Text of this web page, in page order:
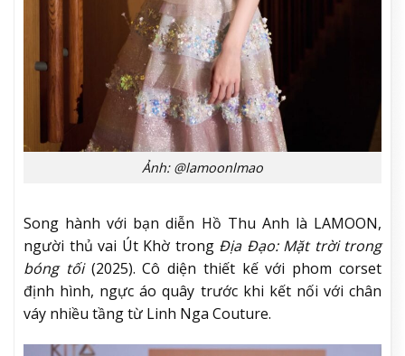
Ảnh: @lamoonlmao
Song hành với bạn diễn Hồ Thu Anh là LAMOON,
người thủ vai Út Khờ trong Địa Đạo: Mặt trời trong
bóng tối(2025). Cô diện thiết kế với phom corset
định hình, ngực áo quây trước khi kết nối với chân
váy nhiều tầng từ Linh Nga Couture.